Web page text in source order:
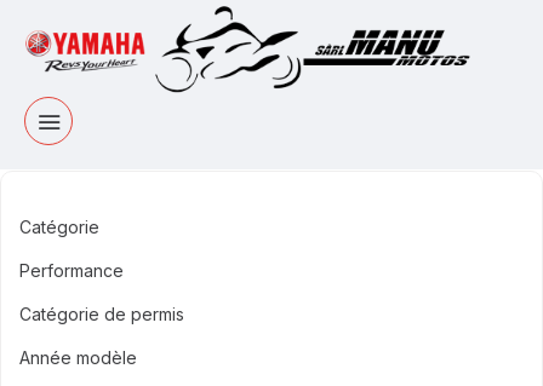
Catégorie
Performance
Catégorie de permis
Année modèle